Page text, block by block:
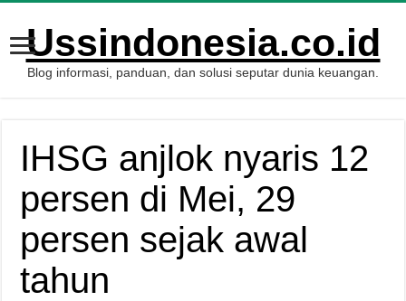
Ussindonesia.co.id
Blog informasi, panduan, dan solusi seputar dunia keuangan.
IHSG anjlok nyaris 12
persen di Mei, 29
persen sejak awal
tahun